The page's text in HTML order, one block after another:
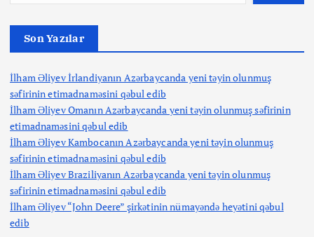
Son Yazılar
İlham Əliyev İrlandiyanın Azərbaycanda yeni təyin olunmuş
səfirinin etimadnaməsini qəbul edib
İlham Əliyev Omanın Azərbaycanda yeni təyin olunmuş səfirinin
etimadnaməsini qəbul edib
İlham Əliyev Kambocanın Azərbaycanda yeni təyin olunmuş
səfirinin etimadnaməsini qəbul edib
İlham Əliyev Braziliyanın Azərbaycanda yeni təyin olunmuş
səfirinin etimadnaməsini qəbul edib
İlham Əliyev “John Deere” şirkətinin nümayəndə heyətini qəbul
edib